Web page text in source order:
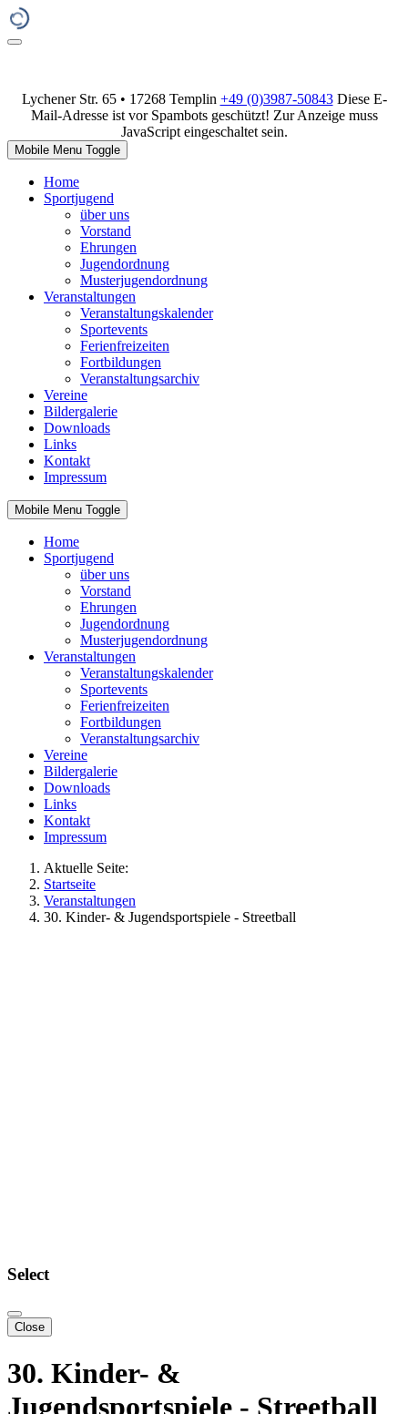
Lychener Str. 65 • 17268 Templin +49 (0)3987-50843 Diese E-
Mail-Adresse ist vor Spambots geschützt! Zur Anzeige muss
JavaScript eingeschaltet sein.
Mobile Menu Toggle
Home
Sportjugend
über uns
Vorstand
Ehrungen
Jugendordnung
Musterjugendordnung
Veranstaltungen
Veranstaltungskalender
Sportevents
Ferienfreizeiten
Fortbildungen
Veranstaltungsarchiv
Vereine
Bildergalerie
Downloads
Links
Kontakt
Impressum
Mobile Menu Toggle
Home
Sportjugend
über uns
Vorstand
Ehrungen
Jugendordnung
Musterjugendordnung
Veranstaltungen
Veranstaltungskalender
Sportevents
Ferienfreizeiten
Fortbildungen
Veranstaltungsarchiv
Vereine
Bildergalerie
Downloads
Links
Kontakt
Impressum
Aktuelle Seite:
Startseite
Veranstaltungen
30. Kinder- & Jugendsportspiele - Streetball
Select
Close
30. Kinder- &
Jugendsportspiele - Streetball